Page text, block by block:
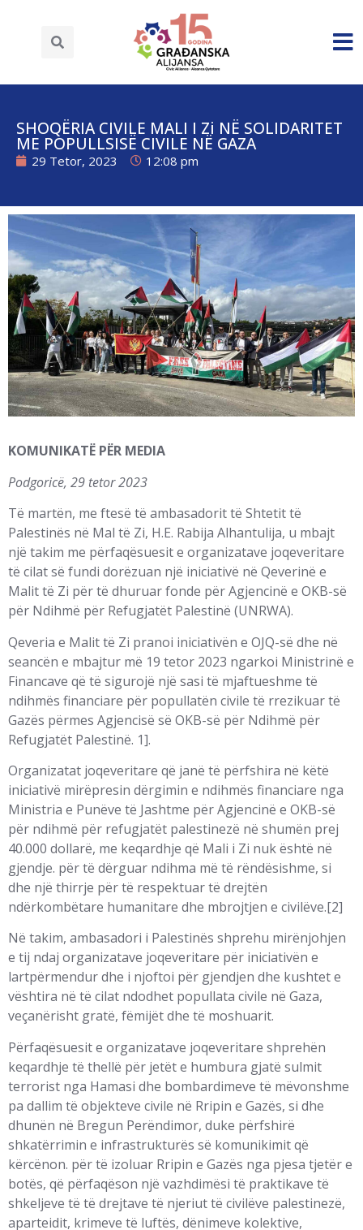
SHOQËRIA CIVILE MALI I Zi NË SOLIDARITET
ME POPULLSISË CIVILE NË GAZA
29 Tetor, 2023 12:08 pm
KOMUNIKATË PËR MEDIA
Podgoricë, 29 tetor 2023
Të martën, me ftesë të ambasadorit të Shtetit të
Palestinës në Mal të Zi, H.E. Rabija Alhantulija, u mbajt
një takim me përfaqësuesit e organizatave joqeveritare
të cilat së fundi dorëzuan një iniciativë në Qeverinë e
Malit të Zi për të dhuruar fonde për Agjencinë e OKB-së
për Ndihmë për Refugjatët Palestinë (UNRWA).
Qeveria e Malit të Zi pranoi iniciativën e OJQ-së dhe në
seancën e mbajtur më 19 tetor 2023 ngarkoi Ministrinë e
Financave që të sigurojë një sasi të mjaftueshme të
ndihmës financiare për popullatën civile të rrezikuar të
Gazës përmes Agjencisë së OKB-së për Ndihmë për
Refugjatët Palestinë. 1].
Organizatat joqeveritare që janë të përfshira në këtë
iniciativë mirëpresin dërgimin e ndihmës financiare nga
Ministria e Punëve të Jashtme për Agjencinë e OKB-së
për ndihmë për refugjatët palestinezë në shumën prej
40.000 dollarë, me keqardhje që Mali i Zi nuk është në
gjendje. për të dërguar ndihma më të rëndësishme, si
dhe një thirrje për të respektuar të drejtën
ndërkombëtare humanitare dhe mbrojtjen e civilëve.[2]
Në takim, ambasadori i Palestinës shprehu mirënjohjen
e tij ndaj organizatave joqeveritare për iniciativën e
lartpërmendur dhe i njoftoi për gjendjen dhe kushtet e
vështira në të cilat ndodhet popullata civile në Gaza,
veçanërisht gratë, fëmijët dhe të moshuarit.
Përfaqësuesit e organizatave joqeveritare shprehën
keqardhje të thellë për jetët e humbura gjatë sulmit
terrorist nga Hamasi dhe bombardimeve të mëvonshme
pa dallim të objekteve civile në Rripin e Gazës, si dhe
dhunën në Bregun Perëndimor, duke përfshirë
shkatërrimin e infrastrukturës së komunikimit që
kërcënon. për të izoluar Rripin e Gazës nga pjesa tjetër e
botës, që përfaqëson një vazhdimësi të praktikave të
shkeljeve të të drejtave të njeriut të civilëve palestinezë,
aparteidit, krimeve të luftës, dënimeve kolektive,